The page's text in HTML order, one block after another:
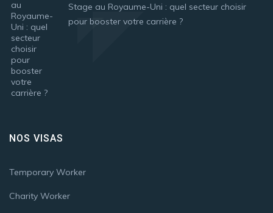
Stage au Royaume-Uni : quel secteur choisir
pour booster votre carrière ?
NOS VISAS
Temporary Worker
Charity Worker